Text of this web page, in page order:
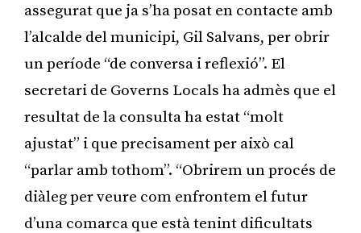
assegurat que ja s’ha posat en contacte amb
l’alcalde del municipi, Gil Salvans, per obrir
un període “de conversa i reflexió”. El
secretari de Governs Locals ha admès que el
resultat de la consulta ha estat “molt
ajustat” i que precisament per això cal
“parlar amb tothom”. “Obrirem un procés de
diàleg per veure com enfrontem el futur
d’una comarca que està tenint dificultats